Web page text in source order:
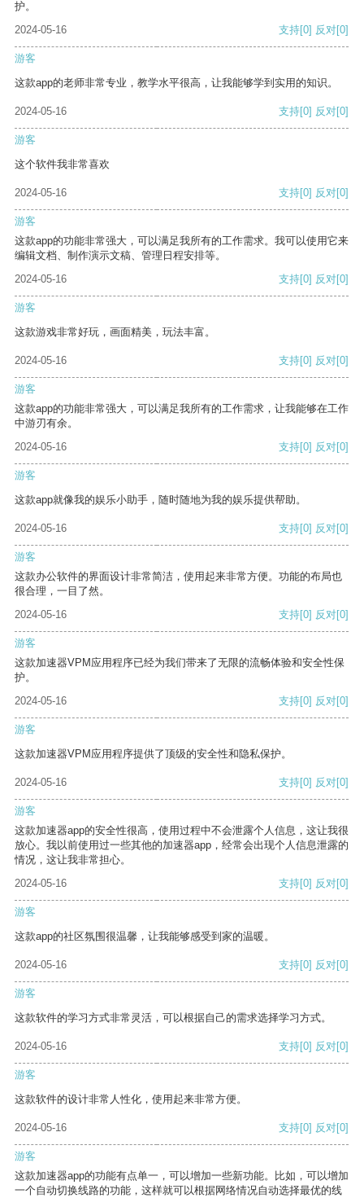
护。
2024-05-16
支持[0] 反对[0]
游客
这款app的老师非常专业，教学水平很高，让我能够学到实用的知识。
2024-05-16 支持[0] 反对[0]
游客
这个软件我非常喜欢
2024-05-16 支持[0] 反对[0]
游客
这款app的功能非常强大，可以满足我所有的工作需求。我可以使用它来
编辑文档、制作演示文稿、管理日程安排等。
2024-05-16
支持[0] 反对[0]
游客
这款游戏非常好玩，画面精美，玩法丰富。
2024-05-16 支持[0] 反对[0]
游客
这款app的功能非常强大，可以满足我所有的工作需求，让我能够在工作
中游刃有余。
2024-05-16
支持[0] 反对[0]
游客
这款app就像我的娱乐小助手，随时随地为我的娱乐提供帮助。
2024-05-16 支持[0] 反对[0]
游客
这款办公软件的界面设计非常简洁，使用起来非常方便。功能的布局也
很合理，一目了然。
2024-05-16
支持[0] 反对[0]
游客
这款加速器VPM应用程序已经为我们带来了无限的流畅体验和安全性保
护。
2024-05-16
支持[0] 反对[0]
游客
这款加速器VPM应用程序提供了顶级的安全性和隐私保护。
2024-05-16 支持[0] 反对[0]
游客
这款加速器app的安全性很高，使用过程中不会泄露个人信息，这让我很
放心。我以前使用过一些其他的加速器app，经常会出现个人信息泄露的
情况，这让我非常担心。
2024-05-16
支持[0] 反对[0]
游客
这款app的社区氛围很温馨，让我能够感受到家的温暖。
2024-05-16 支持[0] 反对[0]
游客
这款软件的学习方式非常灵活，可以根据自己的需求选择学习方式。
2024-05-16 支持[0] 反对[0]
游客
这款软件的设计非常人性化，使用起来非常方便。
2024-05-16 支持[0] 反对[0]
游客
这款加速器app的功能有点单一，可以增加一些新功能。比如，可以增加
一个自动切换线路的功能，这样就可以根据网络情况自动选择最优的线